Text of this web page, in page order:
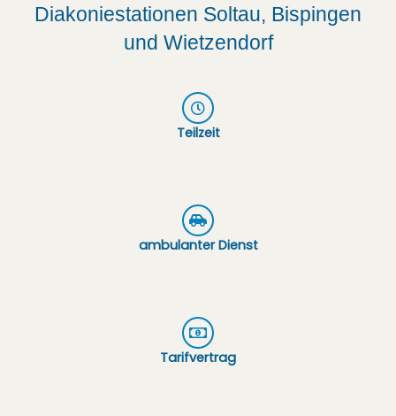
Diakoniestationen Soltau, Bispingen
und Wietzendorf
Teilzeit
ambulanter Dienst
Tarifvertrag